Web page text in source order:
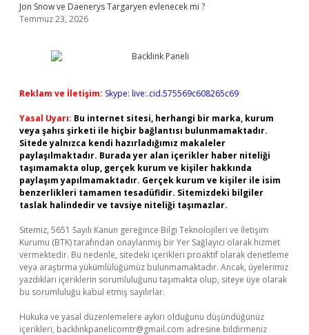
Jon Snow ve Daenerys Targaryen evlenecek mi ?
Temmuz 23, 2026
Reklam ve İletişim: Skype: live:.cid.575569c608265c69
Yasal Uyarı: Bu internet sitesi, herhangi bir marka, kurum
veya şahıs şirketi ile hiçbir bağlantısı bulunmamaktadır.
Sitede yalnızca kendi hazırladığımız makaleler
paylaşılmaktadır. Burada yer alan içerikler haber niteliği
taşımamakta olup, gerçek kurum ve kişiler hakkında
paylaşım yapılmamaktadır. Gerçek kurum ve kişiler ile isim
benzerlikleri tamamen tesadüfidir. Sitemizdeki bilgiler
taslak halindedir ve tavsiye niteliği taşımazlar.
Sitemiz, 5651 Sayılı Kanun gereğince Bilgi Teknolojileri ve İletişim
Kurumu (BTK) tarafından onaylanmış bir Yer Sağlayıcı olarak hizmet
vermektedir. Bu nedenle, sitedeki içerikleri proaktif olarak denetleme
veya araştırma yükümlülüğümüz bulunmamaktadır. Ancak, üyelerimiz
yazdıkları içeriklerin sorumluluğunu taşımakta olup, siteye üye olarak
bu sorumluluğu kabul etmiş sayılırlar.
Hukuka ve yasal düzenlemelere aykırı olduğunu düşündüğünüz
içerikleri, backlinkpanelicomtr@gmail.com adresine bildirmeniz